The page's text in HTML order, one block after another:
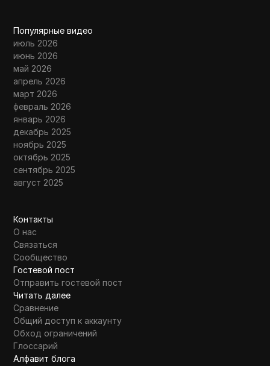
Популярные видео
июль 2026
июнь 2026
май 2026
апрель 2026
март 2026
февраль 2026
январь 2026
декабрь 2025
ноябрь 2025
октябрь 2025
сентябрь 2025
август 2025
Контакты
О нас
Связаться
Сообщество
Гостевой пост
Отправить гостевой пост
Читать далее
Сравнение
Общий доступ к аккаунту
Обход ограничений
Глоссарий
Алфавит блога